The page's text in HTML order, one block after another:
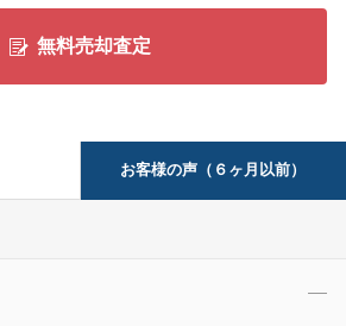
無料売却査定
お客様の声（６ヶ月以前）